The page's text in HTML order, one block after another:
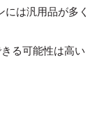
には汎用品が多く
る可能性は高い